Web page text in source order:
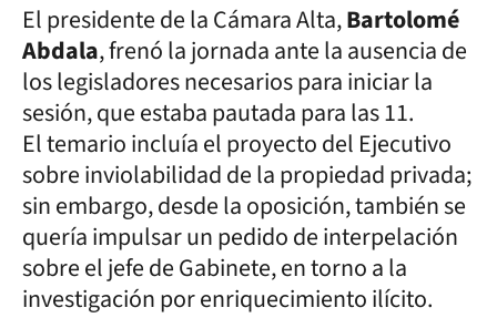
El presidente de la Cámara Alta,Bartolomé
Abdala, frenó la jornada ante la ausencia de
los legisladores necesarios para iniciar la
sesión, que estaba pautada para las 11.
El temario incluía el proyecto del Ejecutivo
sobre inviolabilidad de la propiedad privada;
sin embargo, desde la oposición, también se
quería impulsar un pedido de interpelación
sobre el jefe de Gabinete, en torno a la
investigación por enriquecimiento ilícito.